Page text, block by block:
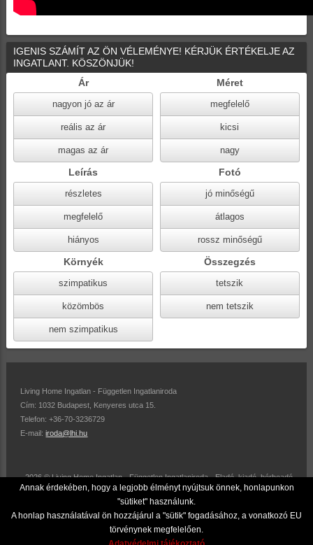
Annak érdekében, hogy a legjobb élményt nyújtsuk önnek, honlapunkon
"sütiket" használunk.
A honlap használatával ön hozzájárul a "sütik" fogadásához, a vonatkozó EU
törvénynek megfelelően.
IGENIS SZÁMÍT AZ ÖN VÉLEMÉNYE! KÉRJÜK ÉRTÉKELJE AZ
INGATLANT. KÖSZÖNJÜK!
Ár
nagyon jó az ár
reális az ár
magas az ár
Méret
megfelelő
kicsi
nagy
Leírás
részletes
megfelelő
hiányos
Fotó
jó minőségű
átlagos
rossz minőségű
Környék
szimpatikus
közömbös
nem szimpatikus
Összegzés
tetszik
nem tetszik
Living Home Ingatlan - Független Ingatlaniroda
Cím: 1032 Budapest, Kenyeres utca 15.
Telefon: +36-70-3236729
E-mail:iroda@lhi.hu
2026 © Living Home Ingatlan - Független Ingatlaniroda - Eladó, kiadó, bérbeadó
ingatlanok.